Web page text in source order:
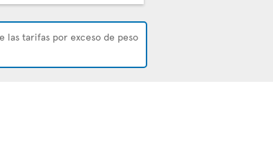
las tarifas por exceso de peso